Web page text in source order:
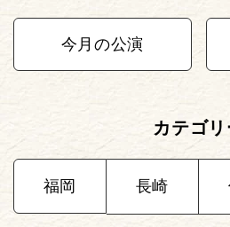
今月の公演
カテゴリ
福岡 長崎